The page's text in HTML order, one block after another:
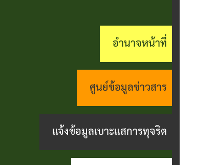
รบ.อำนวย
อำนาจหน้าที่
ศูนย์ข้อมูลข่าวสาร
แจ้งข้อมูลเบาะแสการทุจริต